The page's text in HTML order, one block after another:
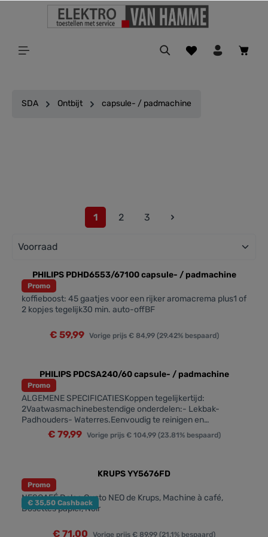
SDA Ontbijt capsule- / padmachine
1 2 3
Promo
PHILIPS PDHD6553/67100 capsule- / padmachine
koffieboost: 45 gaatjes voor een rijker aromacrema plus1 of
2 kopjes tegelijk30 min. auto-offBF
€ 59,99 Vorige prijs € 84,99 (29.42% bespaard)
Promo
PHILIPS PDCSA240/60 capsule- / padmachine
ALGEMENE SPECIFICATIESKoppen tegelijkertijd:
2Vaatwasmachinebestendige onderdelen:- Lekbak-
Padhouders- Waterres.Eenvoudig te reinigen en
onderhouden:- Ontkalkindicator- Uitneembare
lekbakGebruiksgemak en comfort:- Verwijderbaar
Schuifregelaar Intensity Plus-
GeheugenfunctieTECHNISCHE
SPECIFICATIESSnoerlengte: 0,8 mSpanning: 220 - 240
VKoffiezettijd voor één kopje: 30* secFrequentie: 50-60
mmPompdruk: 1 barKoffiezettijd voor twee kopjes: <60
€ 79,99 Vorige prijs € 104,99 (23.81% bespaard)
Promo
€ 35,50 Cashback
KRUPS YY5676FD
NESCAFÉ Dolce Gusto NEO de Krups, Machine à café,
Dosettes papier, Noir
€ 71,00 Vorige prijs € 89,99 (21.1% bespaard)